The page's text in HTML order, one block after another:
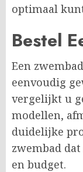
optimaal
Bestel
Een
eenvoudig
vergelijkt u
modellen,
duidelijke
zwembad
en budget.